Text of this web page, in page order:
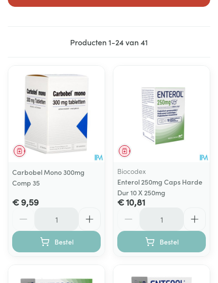
Producten1-24van41
Geneesmiddel
Carbobel Mono 300mg
Comp 35
€ 9,59
Bestel
Geneesmiddel
Biocodex
Enterol 250mg Caps Harde
Dur 10 X 250mg
€ 10,81
Bestel